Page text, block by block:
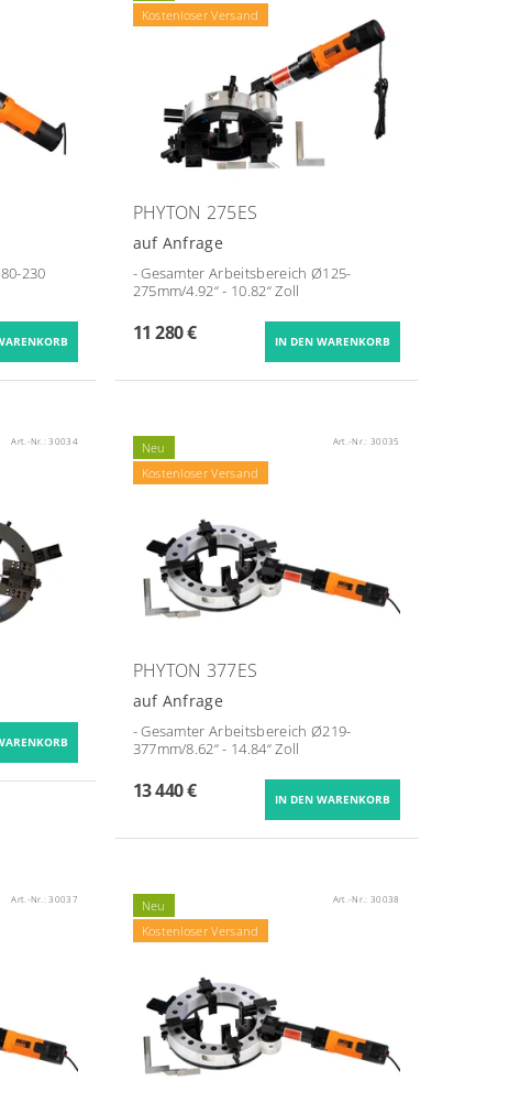
80-230
Kostenloser Versand
PHYTON 275ES
auf Anfrage
- Gesamter Arbeitsbereich Ø125-
275mm/4.92“ - 10.82“Zoll
11 280 €
Art.-Nr.:30034
Neu
Kostenloser Versand
Art.-Nr.:30035
PHYTON 377ES
auf Anfrage
- Gesamter Arbeitsbereich Ø219-
377mm/8.62“ - 14.84“ Zoll
13 440 €
Art.-Nr.:30037
Neu
Kostenloser Versand
Art.-Nr.:30038